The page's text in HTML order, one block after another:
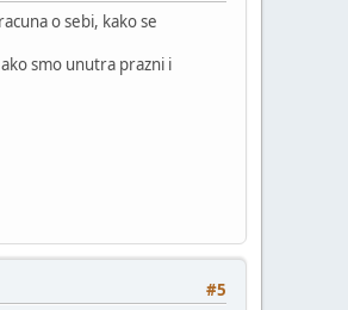
o sebi, kako se
smo unutra prazni i
#5